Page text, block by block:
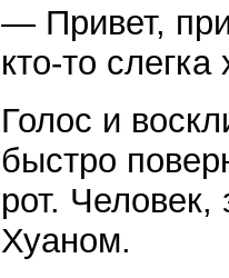
— Привет,
кто-то
Голос и
быстро
рот.
Хуаном.